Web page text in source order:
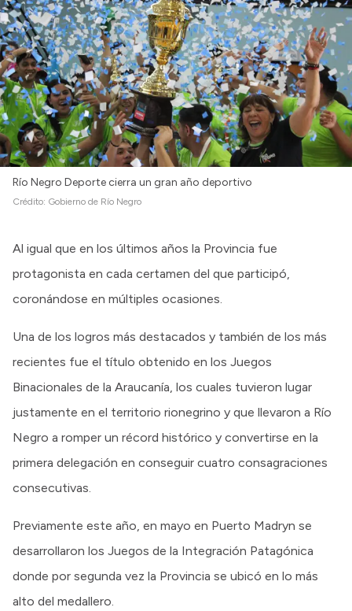
Presupuesto
Boletín Oficial
Compras y licitaciones
Consulta de expedientes
Consulta de pago a proveedores
Convocatorias
Intranet
Login
Río Negro Deporte cierra un gran año deportivo
Crédito: Gobierno de Río Negro
Al igual que en los últimos años la Provincia fue
protagonista en cada certamen del que participó,
coronándose en múltiples ocasiones.
Una de los logros más destacados y también de los más
recientes fue el título obtenido en los Juegos
Binacionales de la Araucanía, los cuales tuvieron lugar
justamente en el territorio rionegrino y que llevaron a Río
Negro a romper un récord histórico y convertirse en la
primera delegación en conseguir cuatro consagraciones
consecutivas.
Previamente este año, en mayo en Puerto Madryn se
desarrollaron los Juegos de la Integración Patagónica
donde por segunda vez la Provincia se ubicó en lo más
alto del medallero.